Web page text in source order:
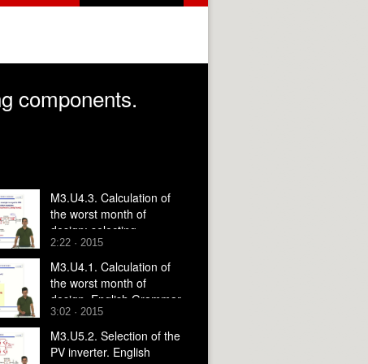
components.
M3.U4.3. Calculation of
the worst month of
design: selecting
components (part2).
English Grammar /
spelling revision
2:22 · 2015
M3.U4.1. Calculation of
the worst month of
design. English Grammar
/ spelling revision
3:02 · 2015
M3.U5.2. Selection of the
PV inverter. English